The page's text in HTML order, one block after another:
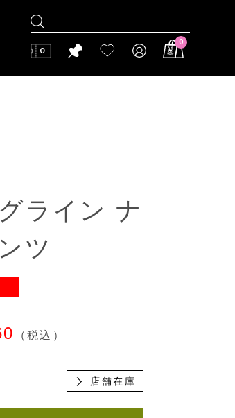
0
0
ライン ナ
ツ
（税込）
店舗在庫